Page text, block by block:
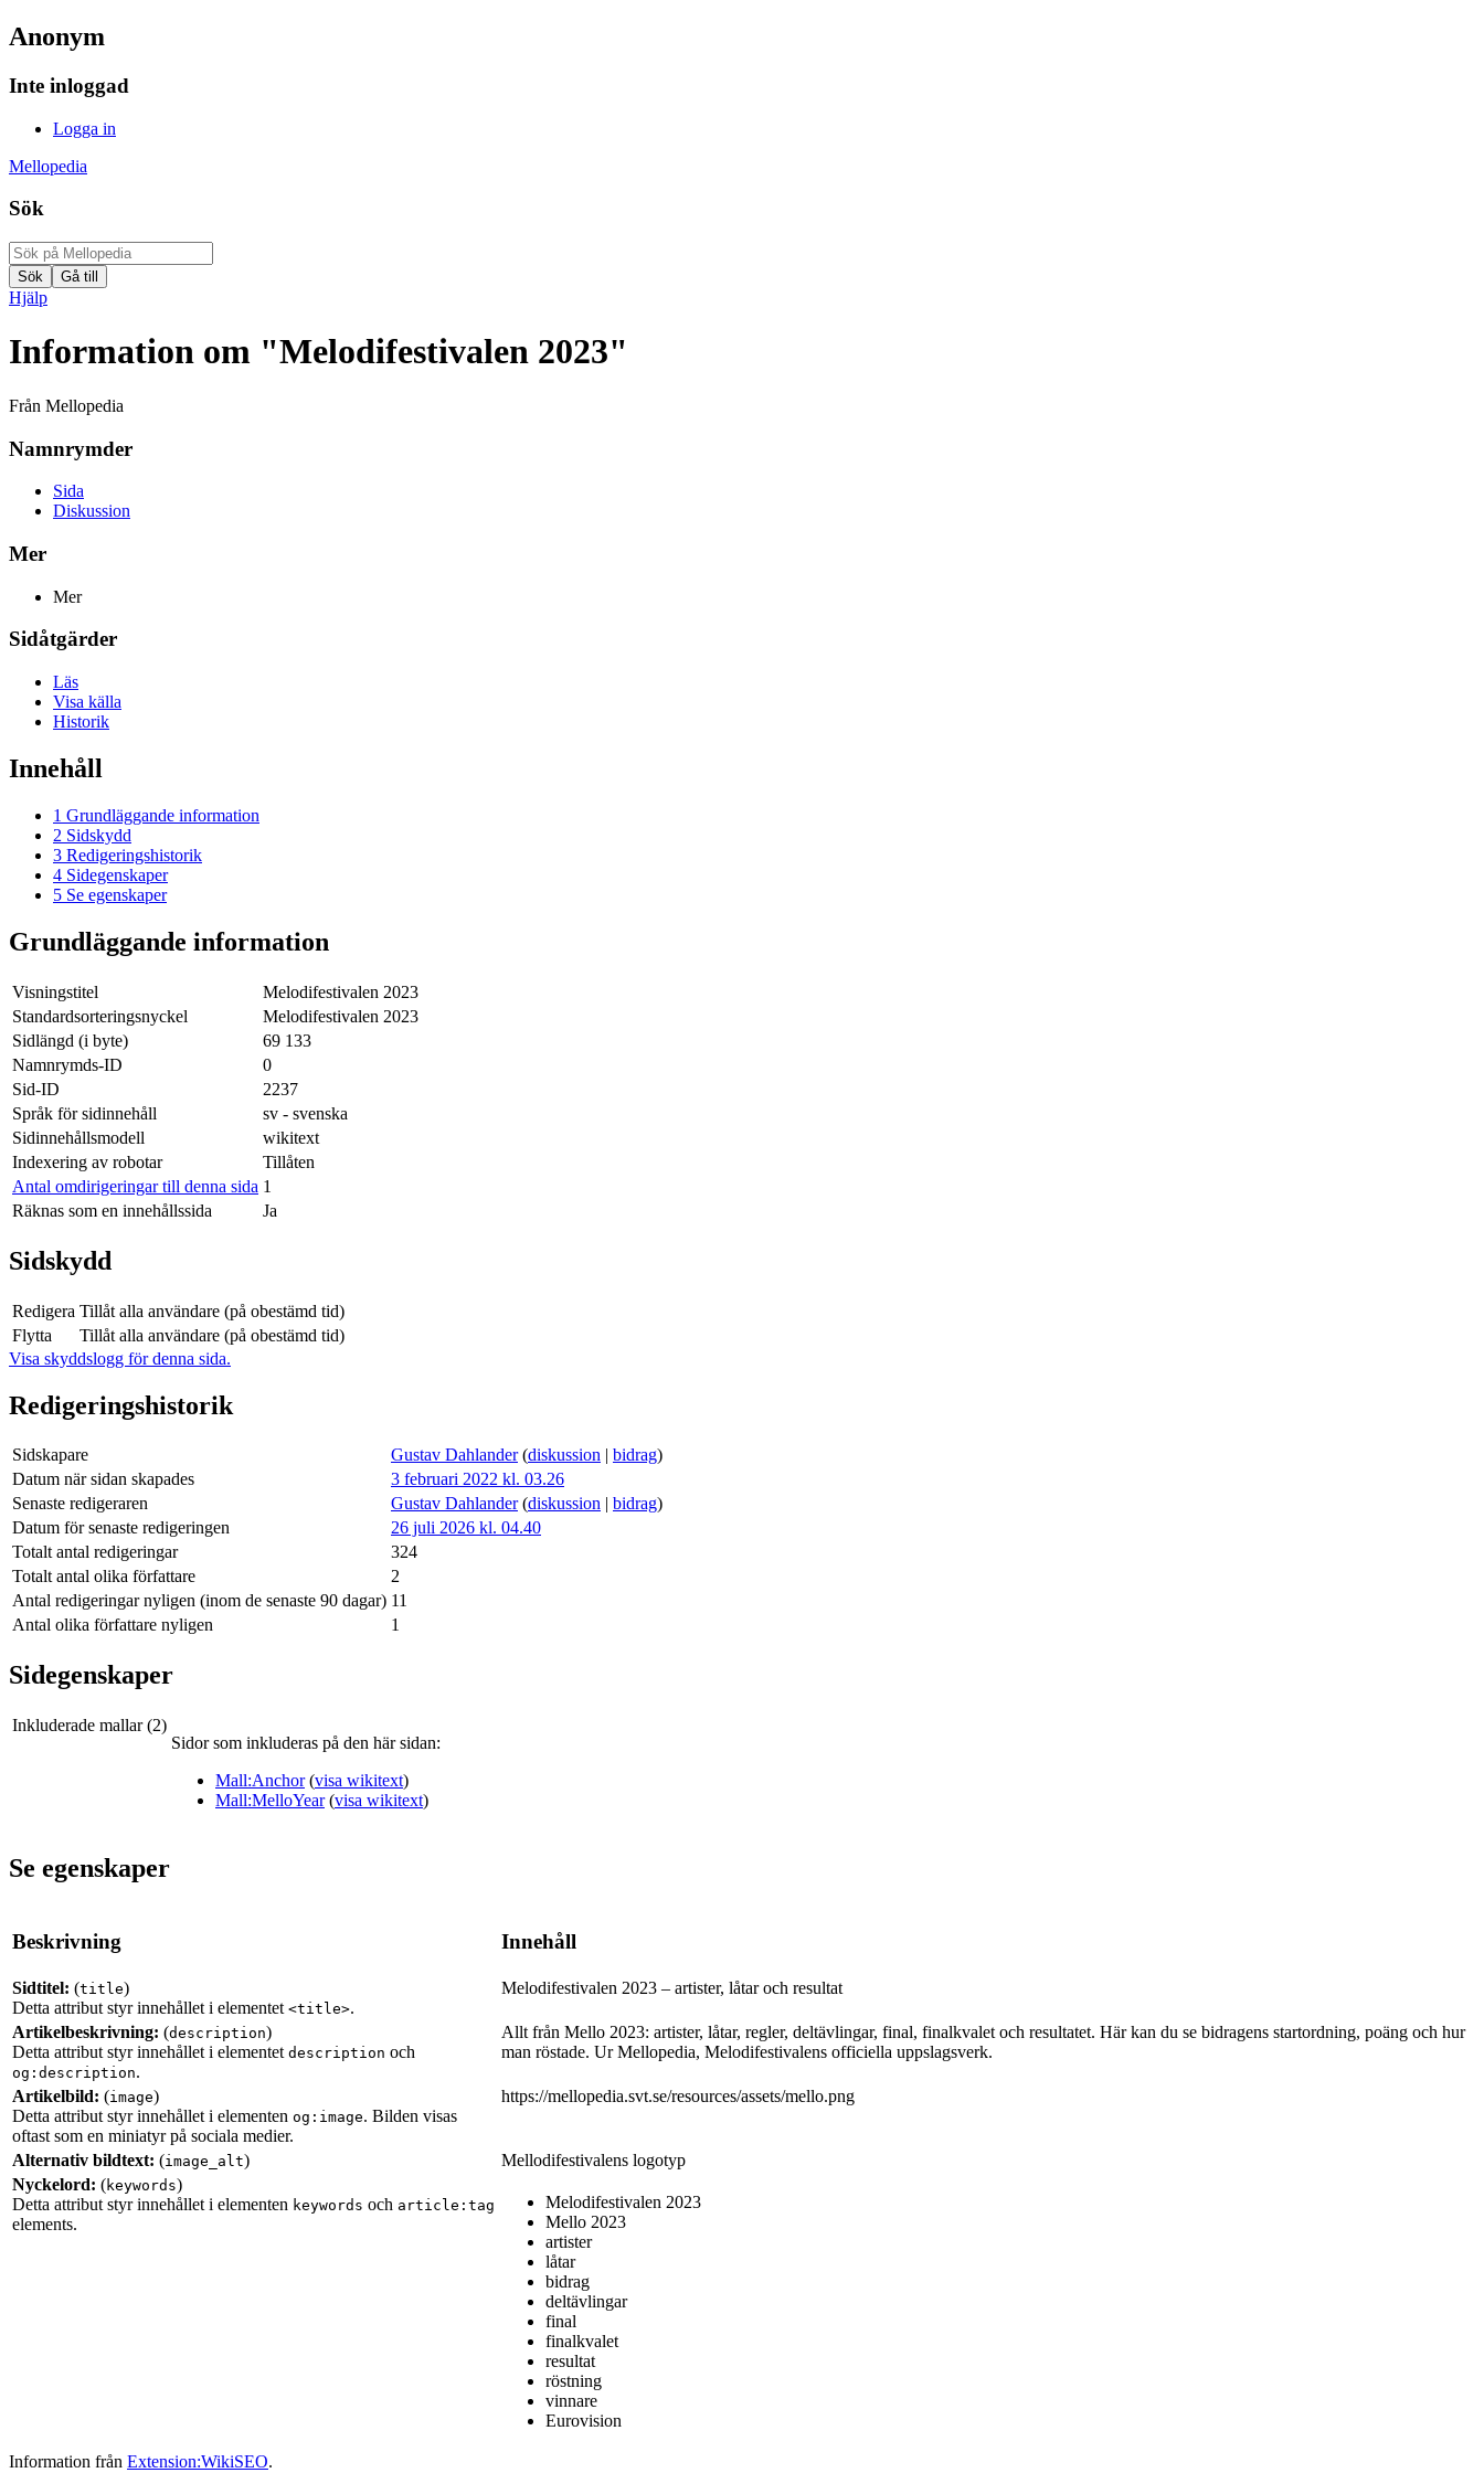
Anonym
Inte inloggad
Logga in
Mellopedia
Sök
Hjälp
Information om "Melodifestivalen 2023"
Från Mellopedia
Namnrymder
Sida
Diskussion
Mer
Mer
Sidåtgärder
Läs
Visa källa
Historik
Innehåll
1 Grundläggande information
2 Sidskydd
3 Redigeringshistorik
4 Sidegenskaper
5 Se egenskaper
Grundläggande information
Visningstitel
Melodifestivalen 2023
Standardsorteringsnyckel
Melodifestivalen 2023
Sidlängd (i byte)
69 133
Namnrymds-ID
0
Sid-ID
2237
Språk för sidinnehåll
sv - svenska
Sidinnehållsmodell
wikitext
Indexering av robotar
Tillåten
Antal omdirigeringar till denna sida 1
Räknas som en innehållssida
Ja
Sidskydd
Redigera Tillåt alla användare (på obestämd tid)
Flytta
Tillåt alla användare (på obestämd tid)
Visa skyddslogg för denna sida.
Redigeringshistorik
Sidskapare Gustav Dahlander (diskussion | bidrag)
Datum när sidan skapades
3 februari 2022 kl. 03.26
Senaste redigeraren
Gustav Dahlander (diskussion | bidrag)
Datum för senaste redigeringen
26 juli 2026 kl. 04.40
Totalt antal redigeringar
324
Totalt antal olika författare
2
Antal redigeringar nyligen (inom de senaste 90 dagar) 11
Antal olika författare nyligen
1
Sidegenskaper
Inkluderade mallar (2)
Sidor som inkluderas på den här sidan:
Mall:Anchor(visa wikitext)
Mall:MelloYear(visa wikitext)
Se egenskaper
Beskrivning Innehåll
Sidtitel: (title)
Detta attribut styr innehållet i elementet <title>.
Melodifestivalen 2023 – artister, låtar och resultat
Artikelbeskrivning: (description)
Detta attribut styr innehållet i elementet description och
og:description.
Allt från Mello 2023: artister, låtar, regler, deltävlingar, final, finalkvalet och resultatet. Här kan du se bidragens startordning, poäng och hur
man röstade. Ur Mellopedia, Melodifestivalens officiella uppslagsverk.
Artikelbild: (image)
Detta attribut styr innehållet i elementen og:image. Bilden visas
oftast som en miniatyr på sociala medier.
https://mellopedia.svt.se/resources/assets/mello.png
Alternativ bildtext: (image_alt)
Mellodifestivalens logotyp
Nyckelord: (keywords)
Detta attribut styr innehållet i elementen keywords och article:tag
elements.
Melodifestivalen 2023
Mello 2023
artister
låtar
bidrag
deltävlingar
final
finalkvalet
resultat
röstning
vinnare
Eurovision
Information från Extension:WikiSEO.